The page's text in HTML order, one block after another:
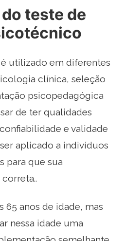
teste de
utilizado em diferentes
clínica, seleção
psicopedagógica
de ter qualidades
e validade
aplicado a indivíduos
para que sua
65 anos de idade, mas
nessa idade uma